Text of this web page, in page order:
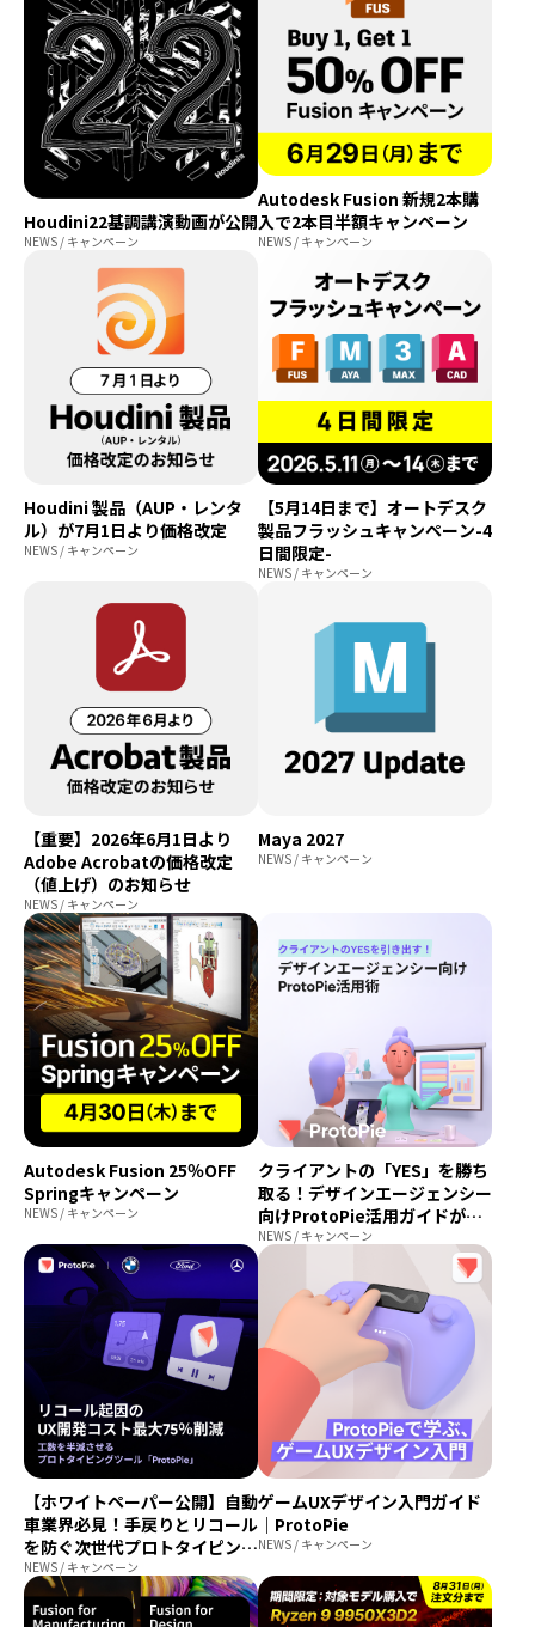
Houdini22基調講演動画が公開
NEWS / キャンペーン
Autodesk Fusion 新規2本購
入で2本目半額キャンペーン
NEWS / キャンペーン
Houdini 製品（AUP・レンタ
ル）が7月1日より価格改定
NEWS / キャンペーン
【5月14日まで】オートデスク
製品フラッシュキャンペーン-4
日間限定-
NEWS / キャンペーン
【重要】2026年6月1日より
Adobe Acrobatの価格改定
（値上げ）のお知らせ
NEWS / キャンペーン
Maya 2027
NEWS / キャンペーン
Autodesk Fusion 25％OFF
Springキャンペーン
NEWS / キャンペーン
クライアントの「YES」を勝ち
取る！デザインエージェンシー
向けProtoPie活用ガイドが公
開
NEWS / キャンペーン
【ホワイトペーパー公開】自動
車業界必見！手戻りとリコール
を防ぐ次世代プロトタイピング
ソリューション
NEWS / キャンペーン
ゲームUXデザイン入門ガイド
｜ProtoPie
NEWS / キャンペーン